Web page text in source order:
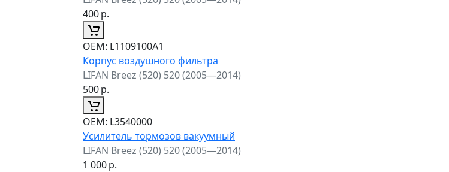
400р.
ОЕМ: L1109100A1
Корпус воздушного фильтра
LIFAN Breez (520) 520 (2005—2014)
500р.
ОЕМ: L3540000
Усилитель тормозов вакуумный
LIFAN Breez (520) 520 (2005—2014)
1 000р.